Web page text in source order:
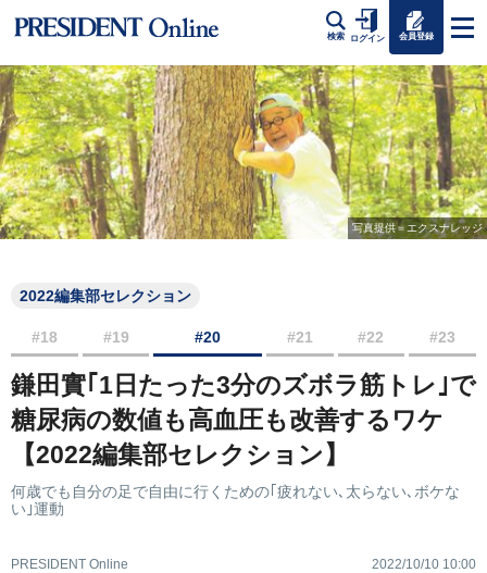
検索 ログイン 会員登録
写真提供＝エクスナレッジ
2022編集部セレクション
#18 #19 #20 #21 #22 #23
鎌田實｢1日たった3分のズボラ筋トレ｣で
糖尿病の数値も高血圧も改善するワケ
【2022編集部セレクション】
何歳でも自分の足で自由に行くための｢疲れない､太らない､ボケな
い｣運動
PRESIDENT Online 2022/10/10 10:00